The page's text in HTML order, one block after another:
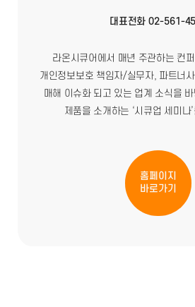
홈페이지
바로가기
대표전화 02-561-
라온시큐어에서 매년 주관하는 컨
개인정보보호 책임자/실무자, 파트너
매해 이슈화 되고 있는 업계 소식을
제품을 소개하는 ‘시큐업 세미나